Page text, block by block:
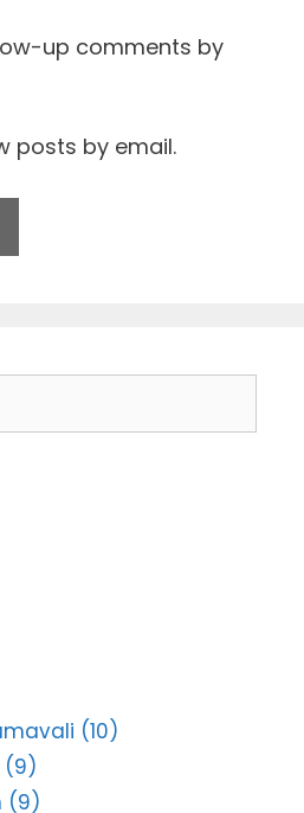
up comments by
posts by email.
(10)
(9)
(9)